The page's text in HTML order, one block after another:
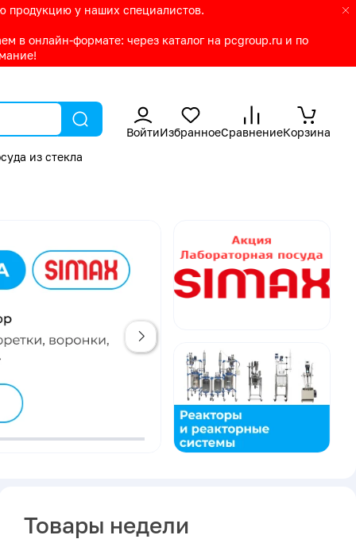
продукцию у наших специалистов.
в онлайн-формате: через каталог на pcgroup.ru и по
ВойтиИзбранноеСравнениеКорзина
из стекла
Товары недели